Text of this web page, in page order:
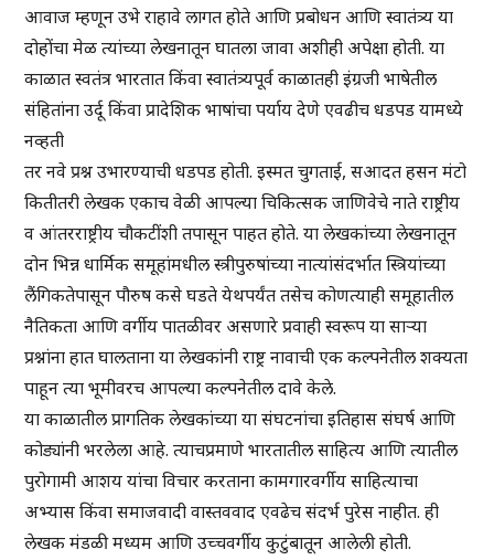
आवाज म्हणून उभे राहावे लागत होते आणि प्रबोधन आणि स्वातंत्र्य या
दोहोंचा मेळ त्यांच्या लेखनातून घातला जावा अशीही अपेक्षा होती. या
काळात स्वतंत्र भारतात किंवा स्वातंत्र्यपूर्व काळातही इंग्रजी भाषेतील
संहितांना उर्दू किंवा प्रादेशिक भाषांचा पर्याय देणे एवढीच धडपड यामध्ये
नव्हती
तर नवे प्रश्न उभारण्याची धडपड होती. इस्मत चुगताई, सआदत हसन मंटो
कितीतरी लेखक एकाच वेळी आपल्या चिकित्सक जाणिवेचे नाते राष्ट्रीय
व आंतरराष्ट्रीय चौकटींशी तपासून पाहत होते. या लेखकांच्या लेखनातून
दोन भिन्न धार्मिक समूहांमधील स्त्रीपुरुषांच्या नात्यांसंदर्भात स्त्रियांच्या
लैंगिकतेपासून पौरुष कसे घडते येथपर्यंत तसेच कोणत्याही समूहातील
नैतिकता आणि वर्गीय पातळीवर असणारे प्रवाही स्वरूप या साऱ्या
प्रश्नांना हात घालताना या लेखकांनी राष्ट्र नावाची एक कल्पनेतील शक्यता
पाहून त्या भूमीवरच आपल्या कल्पनेतील दावे केले.
या काळातील प्रागतिक लेखकांच्या या संघटनांचा इतिहास संघर्ष आणि
कोड्यांनी भरलेला आहे. त्याचप्रमाणे भारतातील साहित्य आणि त्यातील
पुरोगामी आशय यांचा विचार करताना कामगारवर्गीय साहित्याचा
अभ्यास किंवा समाजवादी वास्तववाद एवढेच संदर्भ पुरेस नाहीत. ही
लेखक मंडळी मध्यम आणि उच्चवर्गीय कुटुंबातून आलेली होती.